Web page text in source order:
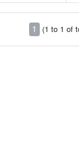
1 (1 to 1 of